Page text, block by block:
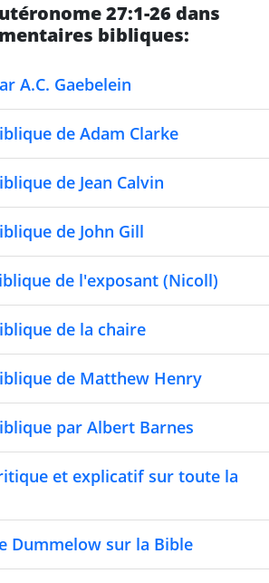
27:1-26 dans
bibliques:
A.C. Gaebelein
de Adam Clarke
de Jean Calvin
de John Gill
de l'exposant (Nicoll)
de la chaire
de Matthew Henry
par Albert Barnes
et explicatif sur toute la
Dummelow sur la Bible